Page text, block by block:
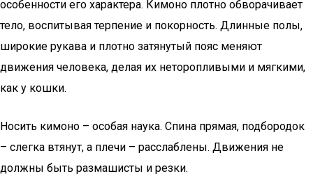
особенности его характера. Кимоно плотно обворачивает
тело, воспитывая терпение и покорность. Длинные полы,
широкие рукава и плотно затянутый пояс меняют
движения человека, делая их неторопливыми и мягкими,
как у кошки.
Носить кимоно – особая наука. Спина прямая, подбородок
– слегка втянут, а плечи – расслаблены. Движения не
должны быть размашисты и резки.